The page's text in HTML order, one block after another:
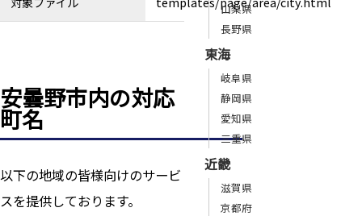
安曇野市内の対応
町名
以下の地域の皆様向けのサービ
スを提供しております。
山梨県
長野県
東海
岐阜県
静岡県
愛知県
三重県
近畿
滋賀県
京都府